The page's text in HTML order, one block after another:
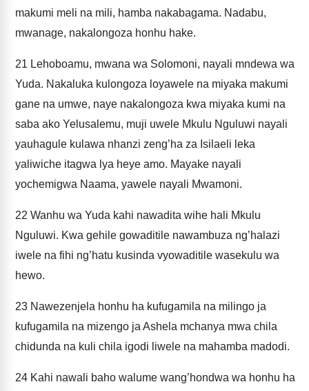
makumi meli na mili, hamba nakabagama. Nadabu,
mwanage, nakalongoza honhu hake.
21 Lehoboamu, mwana wa Solomoni, nayali mndewa wa
Yuda. Nakaluka kulongoza loyawele na miyaka makumi
gane na umwe, naye nakalongoza kwa miyaka kumi na
saba ako Yelusalemu, muji uwele Mkulu Nguluwi nayali
yauhagule kulawa nhanzi zeng’ha za Isilaeli leka
yaliwiche itagwa lya heye amo. Mayake nayali
yochemigwa Naama, yawele nayali Mwamoni.
22 Wanhu wa Yuda kahi nawadita wihe hali Mkulu
Nguluwi. Kwa gehile gowaditile nawambuza ng’halazi
iwele na fihi ng’hatu kusinda vyowaditile wasekulu wa
hewo.
23 Nawezenjela honhu ha kufugamila na milingo ja
kufugamila na mizengo ja Ashela mchanya mwa chila
chidunda na kuli chila igodi liwele na mahamba madodi.
24 Kahi nawali baho walume wang’hondwa wa honhu ha